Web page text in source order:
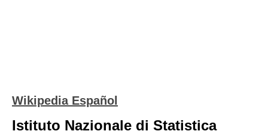
Wikipedia Español
Istituto Nazionale di Statistica